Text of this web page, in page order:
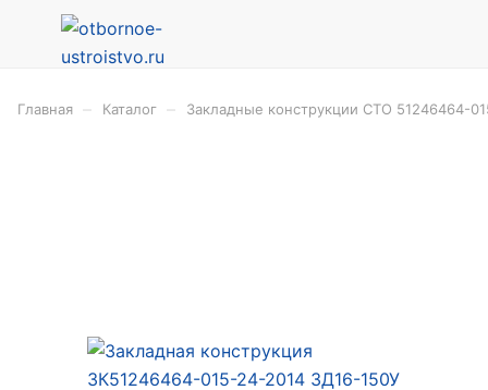
Главная Каталог Закладные конструкции СТО 51246464-